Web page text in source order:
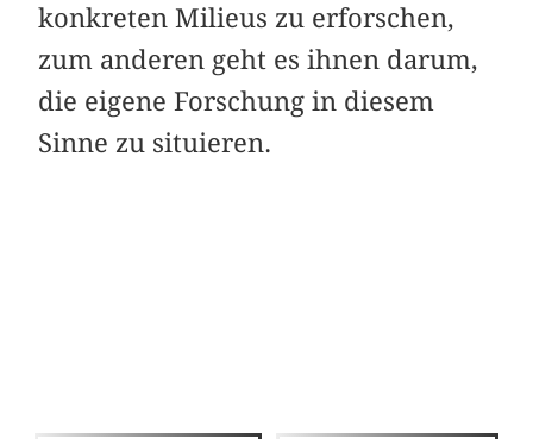
konkreten Milieus zu erforschen,
zum anderen geht es ihnen darum,
die eigene Forschung in diesem
Sinne zu situieren.